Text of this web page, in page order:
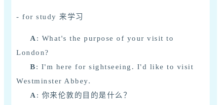
- for study 来学习
A: What's the purpose of your visit to
London?
B: I'm here for sightseeing. I'd like to visit
Westminster Abbey.
A: 你来伦敦的目的是什么？